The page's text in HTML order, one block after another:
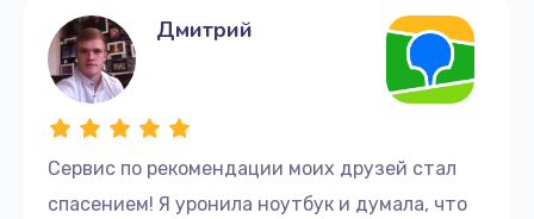
Сервис по рекомендации моих друзей стал
спасением! Я уронила ноутбук и думала, что
Дмитрий